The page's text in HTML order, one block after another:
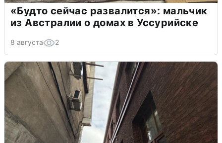
«Будто сейчас развалится»: мальчик
из Австралии о домах в Уссурийске
8 августа 2